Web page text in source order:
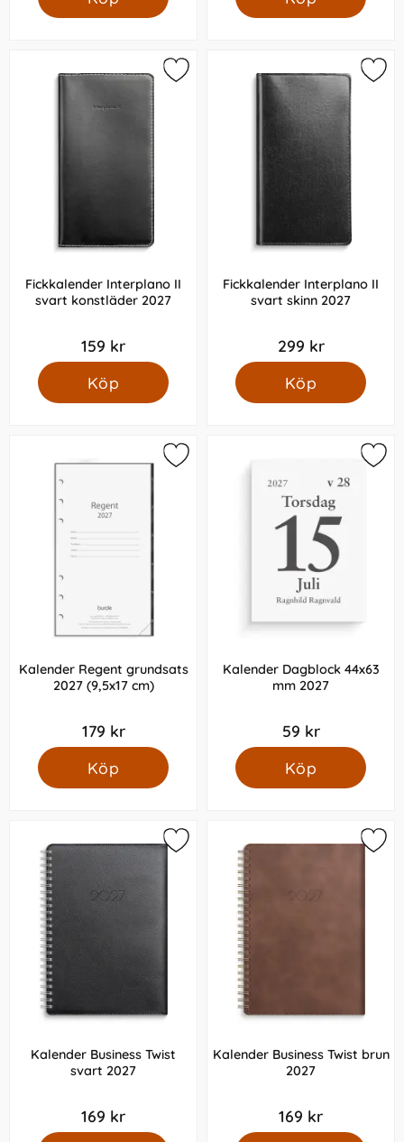
Fickkalender Interplano II
svart konstläder 2027
159 kr
Köp
Fickkalender Interplano II
svart skinn 2027
299 kr
Köp
Kalender Regent grundsats
2027 (9,5x17 cm)
179 kr
Köp
Kalender Dagblock 44x63
mm 2027
59 kr
Köp
Kalender Business Twist
svart 2027
169 kr
Kalender Business Twist brun
2027
169 kr